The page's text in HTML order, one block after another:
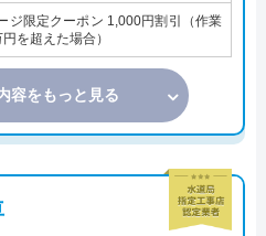
ジ限定クーポン 1,000円割引（作業
を超えた場合）
容をもっと見る